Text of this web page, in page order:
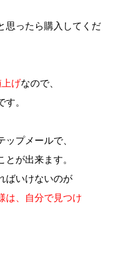
思ったら購入してくだ
上げなので、
。
ップメールで、
が出来ます。
ばいけないのが
は、自分で見つけ